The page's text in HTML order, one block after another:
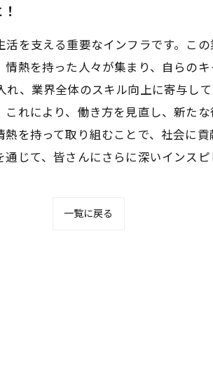
を支える重要なインフラです。こ
熱を持った人々が集まり、自らの
、業界全体のスキル向上に寄与し
れにより、働き方を見直し、新た
を持って取り組むことで、社会に
じて、皆さんにさらに深いインスピ
一覧に戻る